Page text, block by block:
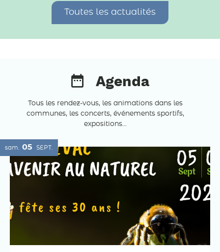
Toutes les actualités
Agenda
Tous les rendez-vous, les animations dans les
communes, les concerts, événements sportifs,
expositions...
sam. 05 SEPT.